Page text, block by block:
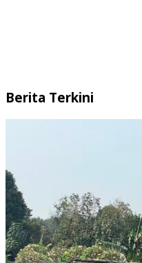
Berita Terkini